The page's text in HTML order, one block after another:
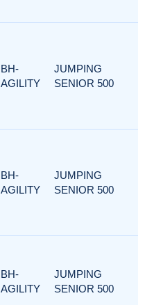
BH-
AGILITY
JUMPING
SENIOR 500
BH-
AGILITY
JUMPING
SENIOR 500
BH-
AGILITY
JUMPING
SENIOR 500